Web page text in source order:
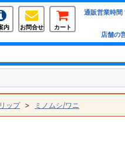
内 お問合せ カート
通販営業時
店舗の
ップ> ミノムシ/ワニ